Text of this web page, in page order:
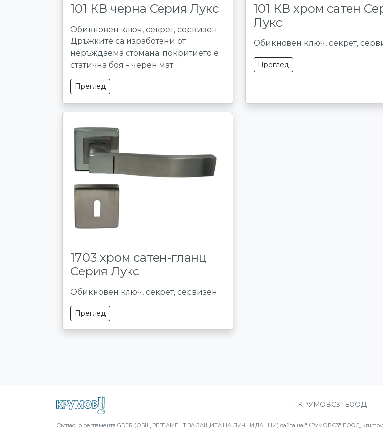
101 КВ черна Серия Лукс
Обикновен ключ, секрет, сервизен.
Дръжките са изработени от
неръждаема стомана, покритието е
статична боя – черен мат.
Преглед
101 КВ хром сатен
Лукс
Обикновен ключ, секрет,
Преглед
1703 хром сатен-гланц
Серия Лукс
Обикновен ключ, секрет, сервизен
Преглед
"КРУМОВС3" ЕООД
Съгласно регламента GDPR (ОБЩ РЕГЛАМЕНТ ЗА ЗАЩИТА НА ЛИЧНИ ДАННИ) сайта на "КРУМОВС3" ЕООД,